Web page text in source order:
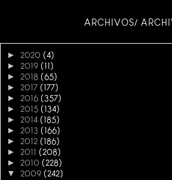
ARCHIVOS/
► 2020 (4)
► 2019 (11)
► 2018 (65)
► 2017 (177)
► 2016 (357)
► 2015 (134)
► 2014 (185)
► 2013 (166)
► 2012 (186)
► 2011 (208)
► 2010 (228)
▼ 2009 (242)